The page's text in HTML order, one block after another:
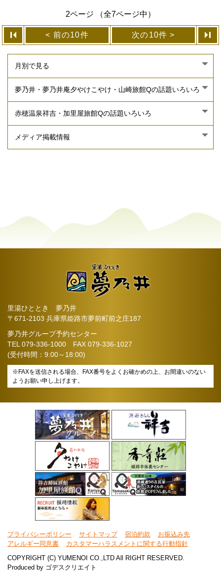
2ページ （全7ページ中）
前の10件 次の10件
里湯ひととき 夢乃井
〒671-2103 兵庫県姫路市夢前町前之庄187
夢乃井グループ予約センター
TEL 079-336-1000 FAX 079-336-1027
(受付時間：9:00～18:00)
※FAXを送信される場合、FAX番号をよくお確かめの上、お間違いのない
ようお願い申し上げます。
プライバシーポリシー サイトマップ 宿泊約款
お振込み先
アレルギー同意書
カスタマーハラスメントに関する行動指針
COPYRIGHT (C) YUMENOI CO.,LTD All RIGHT RESERVED.
Produced by ゴデスクリエイト